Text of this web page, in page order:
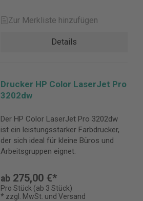
Zur Merkliste hinzufügen
Details
Drucker HP Color LaserJet Pro
3202dw
Der HP Color LaserJet Pro 3202dw
ist ein leistungsstarker Farbdrucker,
der sich ideal für kleine Büros und
Arbeitsgruppen eignet.
ab 275,00 €*
Pro Stück (ab 3 Stück)
* zzgl. MwSt. und Versand